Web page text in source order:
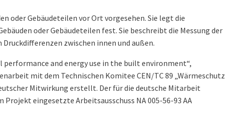
oder Gebäudeteilen vor Ort vorgesehen. Sie legt die
oder Gebäudeteilen fest. Sie beschreibt die Messung der
zwischen innen und außen.
performance and energy use in the built environment“,
mit dem Technischen Komitee CEN/TC 89 „Wärmeschutz
Mitwirkung erstellt. Der für die deutsche Mitarbeit
Projekt eingesetzte Arbeitsausschuss NA 005-56-93 AA